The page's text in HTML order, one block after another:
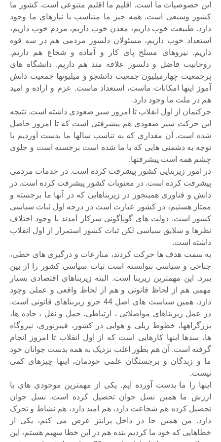
این خصوصیات ما است. اقلیم ما اقلیم متنوعی است. کشور ما
کشور وسیعی است. همه چیز ما متناسب با نیازهای ما وجود
دارد. طبیعت خوب داریم، معدن خوب داریم، مردم خوب داریم،
استعداد خوب داریم، مسئولان دلسوز مردمی هم در سه قوه
داریم. نیروهای مسلح پای کار و آماده و شجاع هم داریم.
روحانیت فاضل و دلسوز علاقه مند هم داریم. دانشگاه های
پرجمعیت چهارمیلیون جمعیت دانشجو و میلیونها جمعیت دانش
آموز اینها امکانات ماست، استعداد ماست. عزم و اراده و امید
هم در ملت ما وجود دارد.
حرکتمان از اول انقلاب تا امروز سیر صعودی داشته است. نتیجه
این حرکت سیر صعودی هم پیشرفتی است که تا امروز حاصل
شده است. آن مقداری که به تناسب سالها ما بدست آوردیم با
توجه به دشمنی هایی که با ما شده است برجسته است و جلوی
چشم همه است پیشرفتها.
در امور زیربنایی کشور پیشرفت کرده است. در خدمات مردمی
پیشرفت کرده است. در معنویات کشور پیشرفت کرده است. در
دانش و فناوری همینجور در زیربناهایی که در آنها ما برجسته و
ممتاز هستیم، در کشور عبارت است در درجه اول ثبات سیاسی
کشور است. دولت های گوناگونی سرکار آمدند با وجود اختلاف
نظرها و سلایق سیاسی لکن ثبات کشور استمرار از اول انقلاب
داشته است.
به سمت هدف ها حرکت کردند، منازعات و درگیری های خطی،
جناحی و سیاسی نتوانسته است ثبات سیاسی کشور را از بین
ببرد. این مهمترین زیربنا است. البته زیربناهای اقتصادی بسیار
مهمی هم از لحاظ قانونی و هم از لحاظ واقعی و عملی وجود
دارد. همین سیاست های اصل 44 جزو زیربناهای قانونی است.
در عمل زیربناهای مواصلاتی ، ارتباطی، حمل و نقل ، جاده ها،
بزرگراهها، خطوط ریلی و هوایی در کشور، فیبرنوری، نیروگاه
ها، سدها اینها کارهایی است که از اول انقلاب تا امروز انجام
گرفته است. آن هم بطور اغلب نزدیک به همه بدست جوانان خود
ما و زبدگان و برجستگان علمی خودمان، اینها چیزهای کمی
نیست.
اینها را ما بدست آورده ایم. یکی از مهمترین موجودی های با
ارزش ما همین نسل جوان تحصیل کرده است. نسل جوان
تحصیل کرده هم شجاعت دارد، هم امید دارد، هم نشاط و تحرک
دارد. من همین جا در داخل پرانتز عرض می کنم، یکی از
خطاهایی که خود ما کردیم بنده هم در این خطا سهیم هستم، این